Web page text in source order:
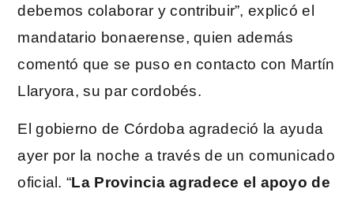
debemos colaborar y contribuir”, explicó el
mandatario bonaerense, quien además
comentó que se puso en contacto con Martín
Llaryora, su par cordobés.
El gobierno de Córdoba agradeció la ayuda
ayer por la noche a través de un comunicado
oficial. “La Provincia agradece el apoyo de